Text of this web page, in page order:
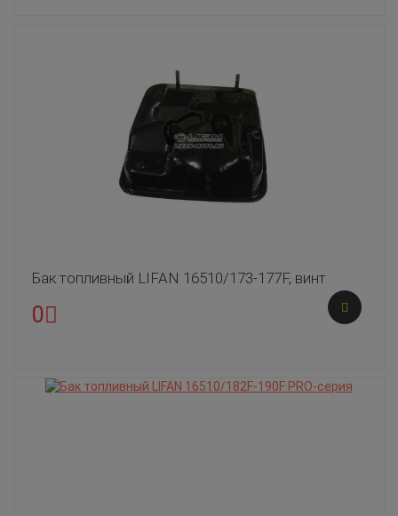
Бак топливный LIFAN 16510/173-177F, винт
0